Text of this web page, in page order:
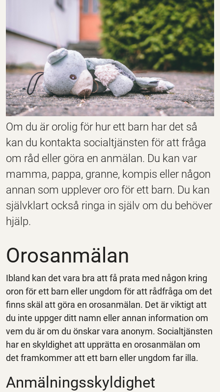
Om du är orolig för hur ett barn har det så
kan du kontakta socialtjänsten för att fråga
om råd eller göra en anmälan. Du kan var
mamma, pappa, granne, kompis eller någon
annan som upplever oro för ett barn. Du kan
självklart också ringa in själv om du behöver
hjälp.
Orosanmälan
Ibland kan det vara bra att få prata med någon kring
oron för ett barn eller ungdom för att rådfråga om det
finns skäl att göra en orosanmälan. Det är viktigt att
du inte uppger ditt namn eller annan information om
vem du är om du önskar vara anonym. Socialtjänsten
har en skyldighet att upprätta en orosanmälan om
det framkommer att ett barn eller ungdom far illa.
Anmälningsskyldighet